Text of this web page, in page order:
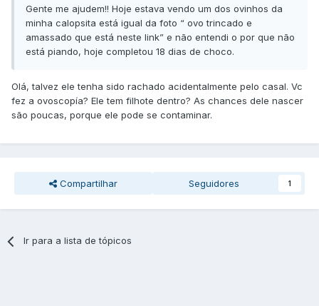
Gente me ajudem!! Hoje estava vendo um dos ovinhos da
minha calopsita está igual da foto “ ovo trincado e
amassado que está neste link” e não entendi o por que não
está piando, hoje completou 18 dias de choco.
Olá, talvez ele tenha sido rachado acidentalmente pelo casal. Vc
fez a ovoscopía? Ele tem filhote dentro? As chances dele nascer
são poucas, porque ele pode se contaminar.
Compartilhar Seguidores 1
Ir para a lista de tópicos